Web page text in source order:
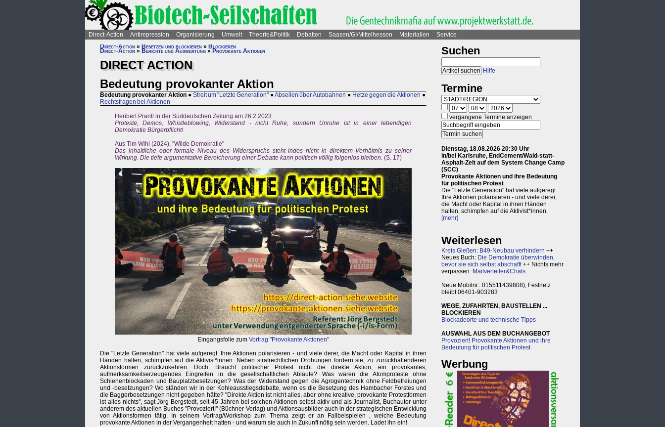
Direct-Action Antirepression Organisierung Umwelt Theorie&Politik Debatten Saasen/GI/Mittelhessen Materialien
Service
Direct-Action » Besetzen und blockieren » Blockieren
Direct-Action » Berichte und Auswertung » Provokante Aktionen
DIRECT ACTION
Bedeutung provokanter Aktion
Bedeutung provokanter Aktion ● Streit um "Letzte Generation" ●Abseilen über Autobahnen ● Hetze gegen die Aktionen ●
Rechtsfragen bei Aktionen
Heribert Prantl in der Süddeutschen Zeitung am 26.2.2023
Proteste, Demos, Whistleblowing, Widerstand - nicht Ruhe, sondern Unruhe ist in einer lebendigen
Demokratie Bürgerpflicht!
Aus Tim Wihl (2024), "Wilde Demokratie"
Das inhaltliche oder formale Niveau des Widerspruchs steht indes nicht in direktem Verhältnis zu seiner
Wirkung. Die tiefe argumentative Bereicherung einer Debatte kann politisch völlig folgenlos bleiben. (S. 17)
Eingangsfolie zum Vortrag "Provokante Aktionen"
Die "Letzte Generation" hat viele aufgeregt. Ihre Aktionen polarisieren - und viele derer, die Macht oder Kapital in ihren
Händen halten, schimpfen auf die Aktivist*innen. Neben strafrechtlichen Drohungen fordern sie, zu zurückhaltenderen
Aktionsformen zurückzukehren. Doch: Braucht politischer Protest nicht die direkte Aktion, ein provokantes,
aufmerksamkeitserzeugendes Eingreifen in die gesellschaftlichen Abläufe? Was wären die Atomproteste ohne
Schienenblockaden und Bauplatzbesetzungen? Was der Widerstand gegen die Agrogentechnik ohne Feldbefreiungen
und -besetzungen? Wo ständen wir in der Kohleausstiegsdebatte, wenn es die Besetzung des Hambacher Forstes und
die Baggerbesetzungen nicht gegeben hätte? "Direkte Aktion ist nicht alles, aber ohne kreative, provokante Protestformen
ist alles nichts", sagt Jörg Bergstedt, seit 45 Jahren bei solchen Aktionen selbst aktiv und als Journalist, Buchautor unter
anderem des aktuellen Buches "Provoziert!" (Büchner-Verlag) und Aktionsausbilder auch in der strategischen Entwicklung
von Aktionsformen tätig. In seinem Vortrag/Workshop zum Thema zeigt er an Fallbeispielen , welche Bedeutung
provokante Aktionen in der Vergangenheit hatten - und warum sie auch in Zukunft nötig sein werden. Ladet ihn ein!
Suchen
Hilfe
Termine
vergangene Termine anzeigen
Dienstag, 18.08.2026 20:30 Uhr
in/bei Karlsruhe, EndCement/Wald-statt-
Asphalt-Zelt auf dem System Change Camp
(SCC)
Provokante Aktionen und ihre Bedeutung
für politischen Protest
Die "Letzte Generation" hat viele aufgeregt.
Ihre Aktionen polarisieren - und viele derer,
die Macht oder Kapital in ihren Händen
halten, schimpfen auf die Aktivist*innen.
[mehr]
Weiterlesen
Kreis Gießen: B49-Neubau verhindern ++
Neues Buch: Die Demokratie überwinden,
bevor sie sich selbst abschafft++ Nichts mehr
verpassen: Mailverteiler&Chats
Neue Mobilnr.: 015511439808), Festnetz
bleibt 06401-903283
WEGE, ZUFAHRTEN, BAUSTELLEN ...
BLOCKIEREN
Blockadeorte und technische Tipps
AUSWAHL AUS DEM BUCHANGEBOT
Provoziert! Provokante Aktionen und ihre
Bedeutung für politischen Protest
Werbung